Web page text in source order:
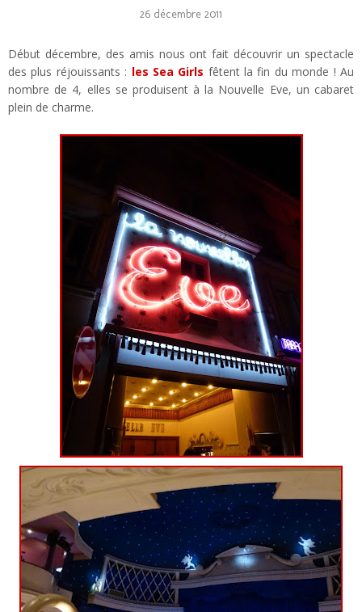
26 décembre 2011
Début décembre, des amis nous ont fait découvrir un spectacle
des plus réjouissants : les Sea Girls fêtent la fin du monde ! Au
nombre de 4, elles se produisent à la Nouvelle Eve, un cabaret
plein de charme.